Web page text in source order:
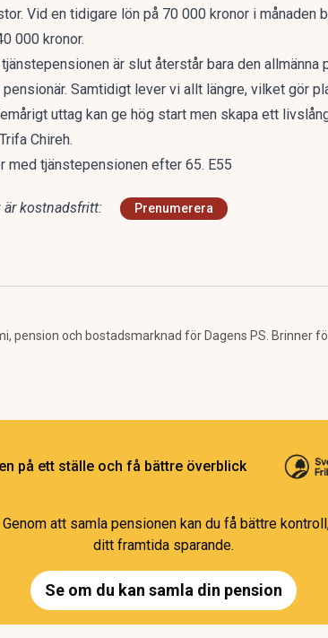
Vid en tidigare lön på 70 000 kronor i månaden
000 kronor.
tjänstepensionen är slut återstår bara den
Samtidigt lever vi allt längre, vilket gör
uttag kan ge hög start men skapa ett
Chireh.
med tjänstepensionen efter 65. E55
är kostnadsfritt: Prenumerera
pension och bostadsmarknad för Dagens PS. Brinner
på ett ställe och få bättre överblick
att samla pensionen kan du få bättre
ditt framtida sparande.
Se om du kan samla din pension